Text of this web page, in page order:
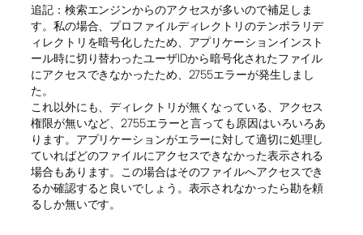
追記：検索エンジンからのアクセスが多いので補足しま
す。私の場合、プロファイルディレクトリのテンポラリデ
ィレクトリを暗号化したため、アプリケーションインスト
ール時に切り替わったユーザIDから暗号化されたファイル
にアクセスできなかったため、2755エラーが発生しまし
た。
これ以外にも、ディレクトリが無くなっている、アクセス
権限が無いなど、2755エラーと言っても原因はいろいろあ
ります。アプリケーションがエラーに対して適切に処理し
ていればどのファイルにアクセスできなかった表示される
場合もあります。この場合はそのファイルへアクセスでき
るか確認すると良いでしょう。表示されなかったら勘を頼
るしか無いです。